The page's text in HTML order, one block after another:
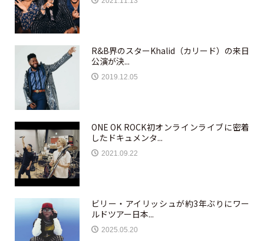
R&B界のスターKhalid（カリード）の来日
公演が決...
2019.12.05
ONE OK ROCK初オンラインライブに密着
したドキュメンタ...
2021.09.22
ビリー・アイリッシュが約3年ぶりにワー
ルドツアー日本...
2025.05.20